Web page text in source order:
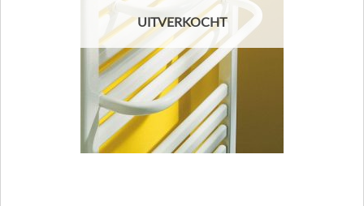
UITVERKOCHT